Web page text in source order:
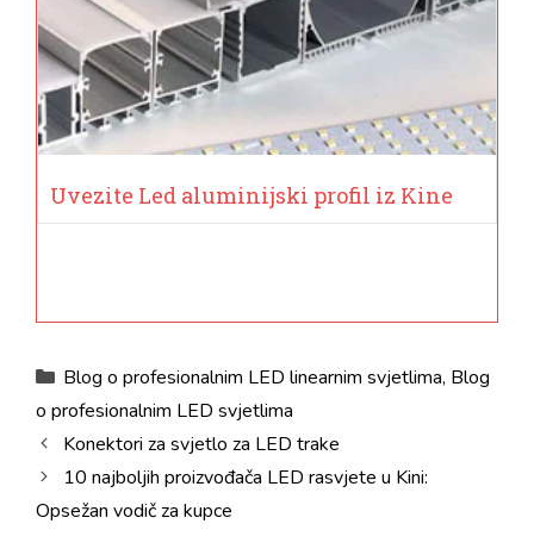
Uvezite Led aluminijski profil iz Kine
kategorije
Blog o profesionalnim LED linearnim svjetlima, Blog
o profesionalnim LED svjetlima
Konektori za svjetlo za LED trake
10 najboljih proizvođača LED rasvjete u Kini:
Opsežan vodič za kupce